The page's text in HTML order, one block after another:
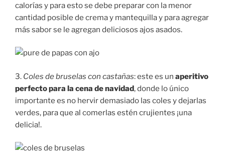
calorías y para esto se debe preparar con la menor
cantidad posible de crema y mantequilla y para agregar
más sabor se le agregan deliciosos ajos asados.
3. Coles de bruselas con castañas: este es un aperitivo
perfecto para la cena de navidad, donde lo único
importante es no hervir demasiado las coles y dejarlas
verdes, para que al comerlas estén crujientes ¡una
delicia!.